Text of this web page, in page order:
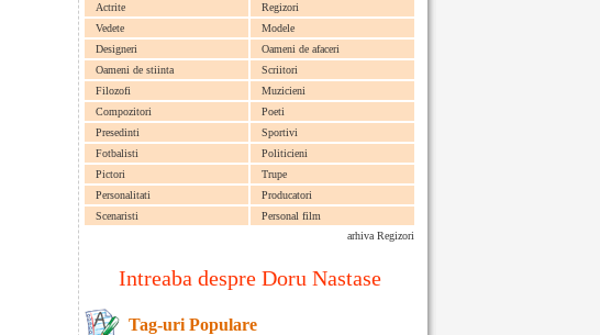
Actrite
Regizori
Vedete
Modele
Designeri
Oameni de afaceri
Oameni de stiinta
Scriitori
Filozofi
Muzicieni
Compozitori
Poeti
Presedinti
Sportivi
Fotbalisti
Politicieni
Pictori
Trupe
Personalitati
Producatori
Scenaristi
Personal film
arhiva Regizori
Intreaba despre Doru Nastase
Tag-uri Populare